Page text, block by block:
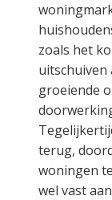
zoals het
uitschuiven
groeiende
terug,
woningen
wel vast